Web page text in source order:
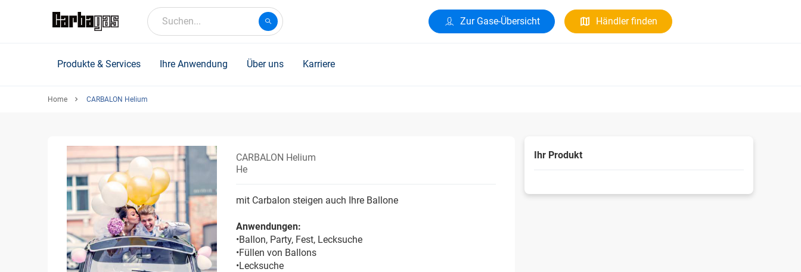
Suchen... Zur Gase-Übersicht Händler finden
Produkte & Services Ihre Anwendung Über uns Karriere
Home CARBALON Helium
CARBALON Helium
He
mit Carbalon steigen auch Ihre Ballone
Anwendungen:
•Ballon, Party, Fest, Lecksuche
•Füllen von Ballons
•Lecksuche
Ihr Produkt